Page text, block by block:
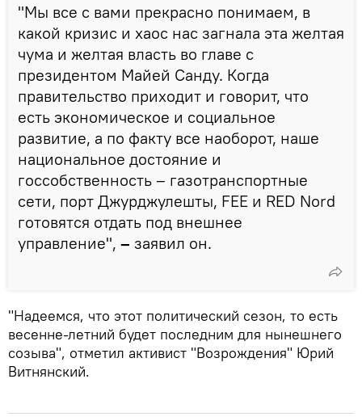
"Мы все с вами прекрасно понимаем, в
какой кризис и хаос нас загнала эта желтая
чума и желтая власть во главе с
президентом Майей Санду. Когда
правительство приходит и говорит, что
есть экономическое и социальное
развитие, а по факту все наоборот, наше
национальное достояние и
госсобственность – газотранспортные
сети, порт Джурджулешты, FEE и RED Nord
готовятся отдать под внешнее
управление", – заявил он.
"Надеемся, что этот политический сезон, то есть
весенне-летний будет последним для нынешнего
созыва", отметил активист "Возрождения" Юрий
Витнянский.